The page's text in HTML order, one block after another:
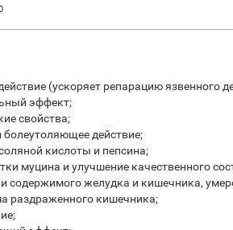
(ускоряет репарацию язвенного
эффект;
свойства;
болеутоляющее действие;
кислоты и пепсина;
муцина и улучшение качественного
содержимого желудка и кишечника,
раздраженного кишечника;